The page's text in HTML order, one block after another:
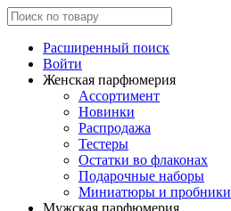
Расширенный поиск
Войти
Женская парфюмерия
Ассортимент
Новинки
Распродажа
Тестеры
Остатки во флаконах
Подарочные наборы
Миниатюры и пробники
Мужская парфюмерия